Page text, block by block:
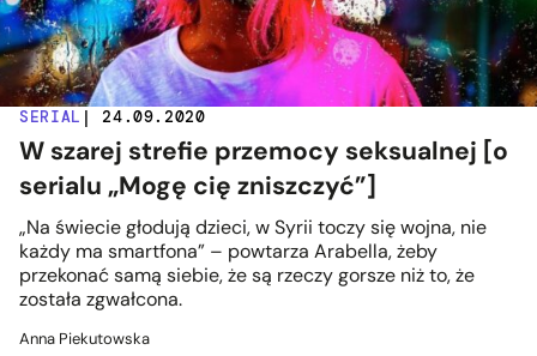
SERIAL | 24.09.2020
W szarej strefie przemocy seksualnej [o
serialu „Mogę cię zniszczyć”]
„Na świecie głodują dzieci, w Syrii toczy się wojna, nie
każdy ma smartfona” – powtarza Arabella, żeby
przekonać samą siebie, że są rzeczy gorsze niż to, że
została zgwałcona.
Anna Piekutowska